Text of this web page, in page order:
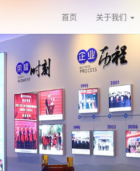
首页 关于我们